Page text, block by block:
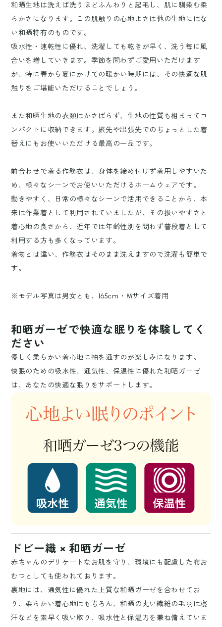
和晒生地は洗えば洗うほどふんわりと起毛し、肌に馴染む柔
らかさになります。この肌触りの心地よさは他の生地にはな
い和晒特有のものです。
吸水性・速乾性に優れ、洗濯しても乾きが早く、洗う毎に風
合いを増していきます。季節を問わずご愛用いただけます
が、特に春から夏にかけての暖かい時期には、その快適な肌
触りをご堪能いただけることでしょう。
また和晒生地の衣類はかさばらず、生地の性質も相まってコ
ンパクトに収納できます。旅先や出張先でのちょっとした着
替えにもお使いいただける最高の一品です。
前合わせで着る作務衣は、身体を締め付けず着用しやすいた
め、様々なシーンでお使いいただけるホームウェアです。
動きやすく、日常の様々なシーンで活用できることから、本
来は作業着として利用されていましたが、その扱いやすさと
着心地の良さから、近年では年齢性別を問わず普段着として
利用する方も多くなっています。
着物とは違い、作務衣はそのまま洗えますので洗濯も簡単で
す。
※モデル写真は男女とも、165cm・Mサイズ着用
和晒ガーゼで快適な眠りを体験してく
ださい
優しく柔らかい着心地に袖を通すのが楽しみになります。
快眠のための吸水性、通気性、保温性に優れた和晒ガーゼ
は、あなたの快適な眠りをサポートします。
ドビー織 × 和晒ガーゼ
赤ちゃんのデリケートなお肌を守り、環境にも配慮した布お
むつとしても使われております。
裏地には、通気性に優れた上質な和晒ガーゼを合わせてお
り、柔らかい着心地はもちろん、和晒の丸い繊維の毛羽は寝
汗などを素早く吸い取り、吸水性と保温力を兼ね備えていま